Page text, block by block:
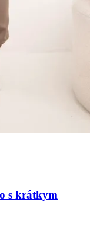
s krátkym